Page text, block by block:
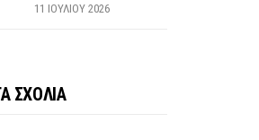
11 ΙΟΥΛΊΟΥ 2026
ΣΧΟΛΙΑ